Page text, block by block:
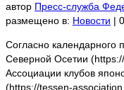
автор Пресс-служба
размещено в: Новости | 0
Согласно
Северной Осетии
Ассоциации клубов
(https://tessen-